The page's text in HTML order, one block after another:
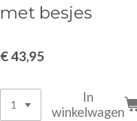
met besjes
€ 43,95
In
winkelwagen